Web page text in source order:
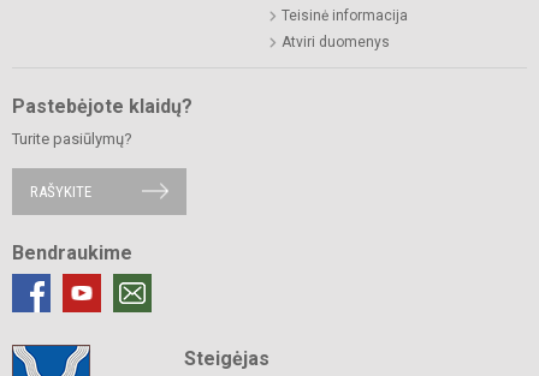
Teisinė informacija
Atviri duomenys
Pastebėjote klaidų?
Turite pasiūlymų?
RAŠYKITE
Bendraukime
Steigėjas